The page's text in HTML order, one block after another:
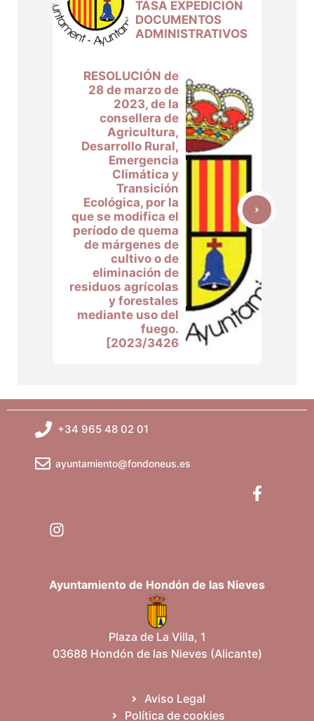
TASA EXPEDICIÓN
DOCUMENTOS
ADMINISTRATIVOS
RESOLUCIÓN de
28 de marzo de
2023, de la
consellera de
Agricultura,
Desarrollo Rural,
Emergencia
Climática y
Transición
Ecológica, por la
que se modifica el
período de quema
de márgenes de
cultivo o de
eliminación de
residuos agrícolas
y forestales
mediante uso del
fuego.
[2023/3426
+34 965 48 02 01
ayuntamiento@fondoneus.es
Ayuntamiento de Hondón de las Nieves
Plaza de La Villa, 1
03688 Hondón de las Nieves (Alicante)
Aviso Legal
Política de cookies